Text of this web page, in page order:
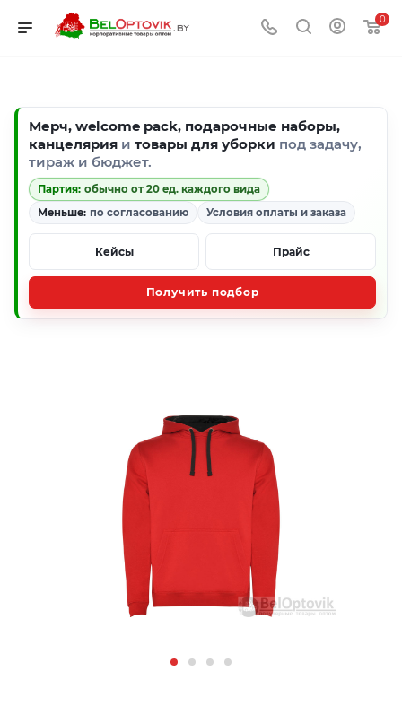
0
Мерч, welcome pack, подарочные наборы,
канцелярия и товары для уборки под задачу,
тираж и бюджет.
Партия: обычно от 20 ед. каждого вида
Меньше: по согласованию Условия оплаты и заказа
Кейсы Прайс
Получить подбор